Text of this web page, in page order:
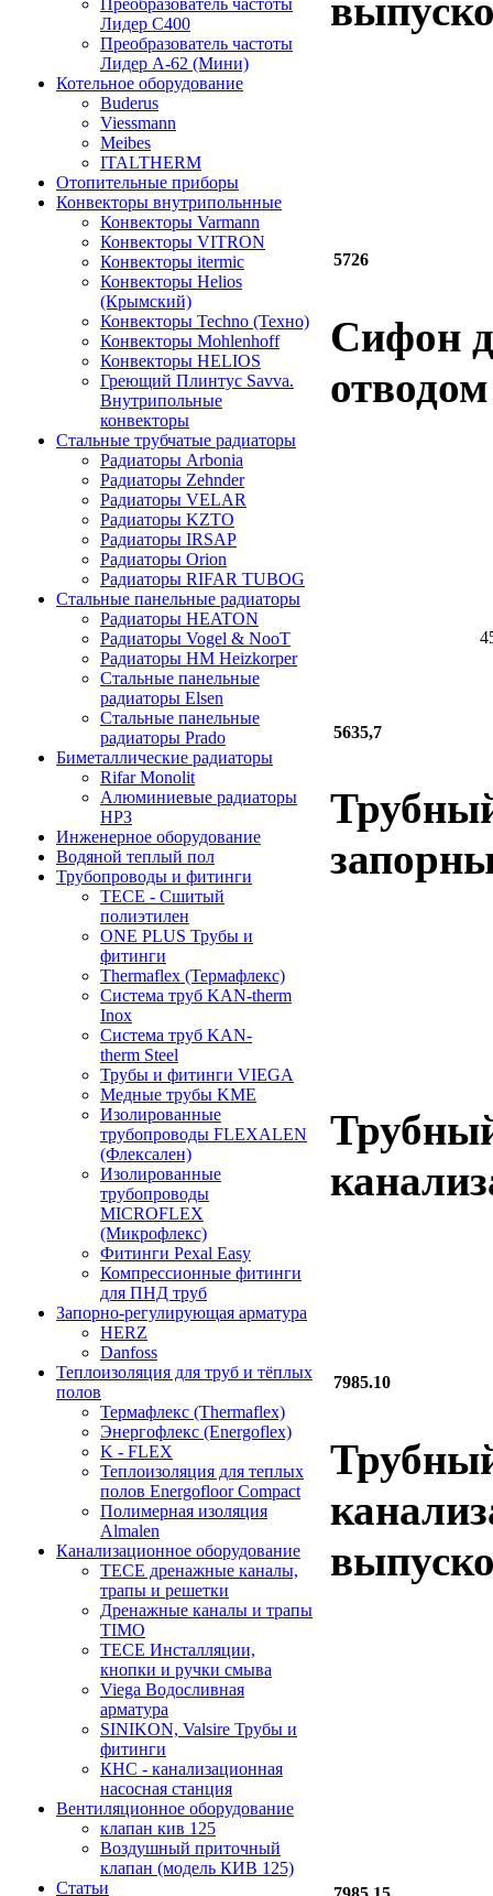
Преобразователь частоты
Лидер С400
Преобразователь частоты
Лидер А-62 (Мини)
Котельное оборудование
Buderus
Viessmann
Meibes
ITALTHERM
Отопительные приборы
Конвекторы внутрипольнные
Конвекторы Varmann
Конвекторы VITRON
Конвекторы itermic
Конвекторы Helios
(Крымский)
Конвекторы Techno (Техно)
Конвекторы Mohlenhoff
Конвекторы HELIOS
Греющий Плинтус Savva.
Внутрипольные
конвекторы
Стальные трубчатые радиаторы
Радиаторы Arbonia
Радиаторы Zehnder
Радиаторы VELAR
Радиаторы KZTO
Радиаторы IRSAP
Радиаторы Orion
Радиаторы RIFAR TUBOG
Стальные панельные радиаторы
Радиаторы HEATON
Радиаторы Vogel & NooT
Радиаторы HM Heizkorper
Стальные панельные
радиаторы Elsen
Стальные панельные
радиаторы Prado
Биметаллические радиаторы
Rifar Monolit
Алюминиевые радиаторы
НРЗ
Инженерное оборудование
Водяной теплый пол
Трубопроводы и фитинги
ТЕСЕ - Сшитый
полиэтилен
ONE PLUS Трубы и
фитинги
Thermaflex (Термафлекс)
Система труб KAN-therm
Inox
Система труб KAN-
therm Steel
Трубы и фитинги VIEGA
Медные трубы KME
Изолированные
трубопроводы FLEXALEN
(Флексален)
Изолированные
трубопроводы
MICROFLEX
(Микрофлекс)
Фитинги Pexal Easy
Компрессионные фитинги
для ПНД труб
Запорно-регулирующая арматура
HERZ
Danfoss
Теплоизоляция для труб и тёплых
полов
Термафлекс (Thermaflex)
Энергофлекс (Energoflex)
K - FLEX
Теплоизоляция для теплых
полов Energofloor Compact
Полимерная изоляция
Almalen
Канализационное оборудование
TECE дренажные каналы,
трапы и решетки
Дренажные каналы и трапы
TIMO
TECE Инсталляции,
кнопки и ручки смыва
Viega Водосливная
арматура
SINIKON, Valsire Трубы и
фитинги
КНС - канализационная
насосная станция
Вентиляционное оборудование
клапан кив 125
Воздушный приточный
клапан (модель КИВ 125)
Статьи
5726
Сифон
5635,7
7985.10